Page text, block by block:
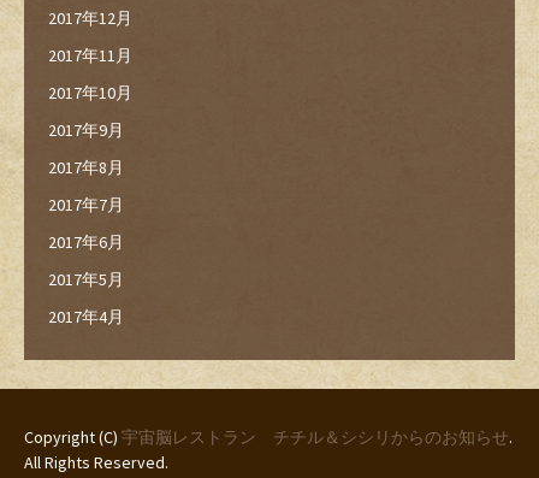
2017年12月
2017年11月
2017年10月
2017年9月
2017年8月
2017年7月
2017年6月
2017年5月
2017年4月
Copyright (C) 宇宙脳レストラン チチル＆シシリからのお知らせ.
All Rights Reserved.